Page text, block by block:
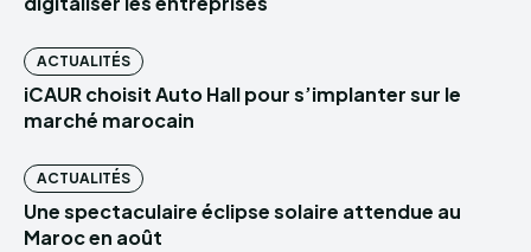
ACTUALITÉS
iCAUR choisit Auto Hall pour s’implanter sur le
marché marocain
ACTUALITÉS
Une spectaculaire éclipse solaire attendue au
Maroc en août